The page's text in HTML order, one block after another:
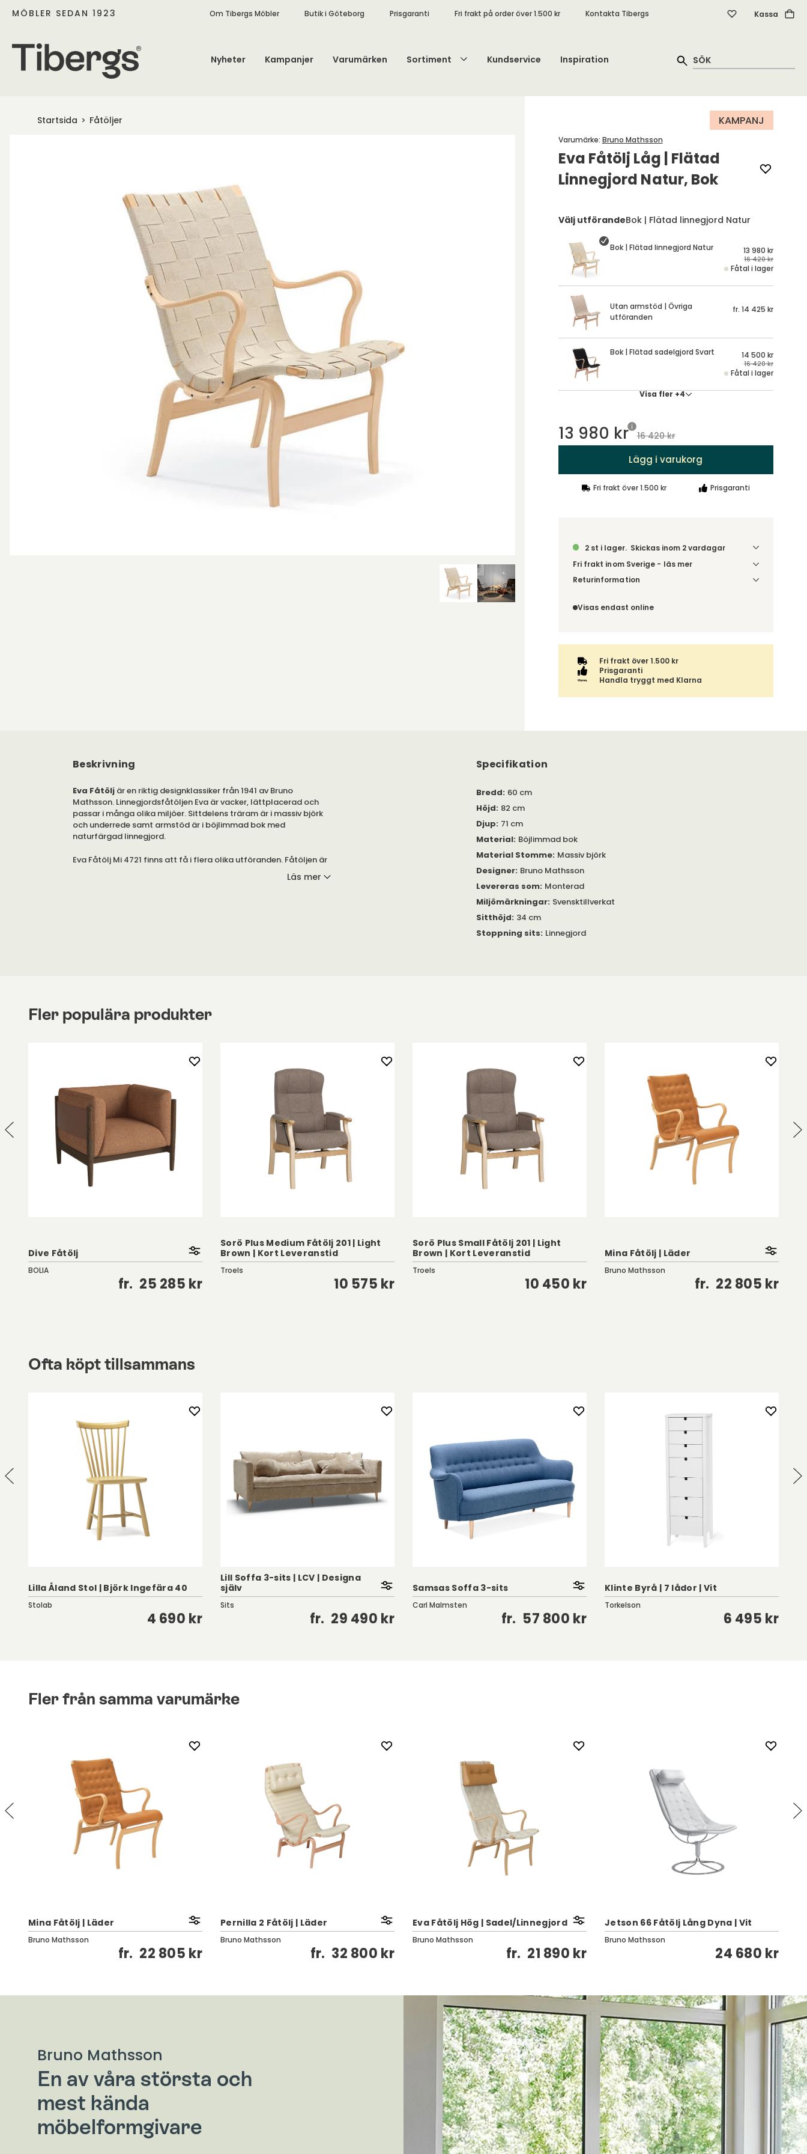
MÖBLER SEDAN 1923 Om Tibergs Möbler Butik i Göteborg Prisgaranti Fri frakt på order över 1.500 kr Kontakta Tibergs Kassa
Nyheter Kampanjer Varumärken Sortiment Kundservice Inspiration
Startsida Fåtöljer KAMPANJ
Eva Fåtölj Låg | Flätad
Linnegjord Natur, Bok
Varumärke: Bruno Mathsson
Välj utförandeBok | Flätad linnegjord Natur
Bok | Flätad linnegjord Natur 13 980 kr
16 420 kr
Fåtal i lager
Utan armstöd | Övriga
utföranden
fr. 14 425 kr
Bok | Flätad sadelgjord Svart 14 500 kr
16 420 kr
Fåtal i lager
Visa fler +4
13 980 kr 16 420 kr
Lägg i varukorg
Fri frakt över 1.500 kr Prisgaranti
2 st i lager. Skickas inom 2 vardagar
Fri frakt inom Sverige - läs mer
Denna vara skickas till din port/tomtgräns. Innan
andra produkter skickas hela ordern tillsammans.
Returinformation
emot din order, enligt
Visas endast online
Fri frakt över 1.500 kr
Prisgaranti
Handla tryggt med Klarna
Beskrivning
Eva Fåtölj är en riktig designklassiker från 1941 av Bruno
Mathsson. Linnegjordsfåtöljen Eva är vacker, lättplacerad och
passar i många olika miljöer. Sittdelens träram är i massiv björk
och underrede samt armstöd är i böjlimmad bok med
naturfärgad linnegjord.
Eva Fåtölj Mi 4721 finns att få i flera olika utföranden. Fåtöljen är
lättplacerad och smälter sömlöst in i olika inredningsstilar.
Linnegjorden är i färgen Natur. Sadelgjorden finns i färgen Svart.
Läs mer
Specifikation
Bredd: 60 cm
Höjd: 82 cm
Djup: 71 cm
Material: Böjlimmad bok
Material Stomme: Massiv björk
Designer: Bruno Mathsson
Levereras som: Monterad
Miljömärkningar: Svensktillverkat
Sitthöjd: 34 cm
Stoppning sits: Linnegjord
Fler populära produkter
Dive Fåtölj
BOLIA
fr. 25 285 kr
Sorö Plus Medium Fåtölj 201 | Light
Brown | Kort Leveranstid
Troels
10 575 kr
Sorö Plus Small Fåtölj 201 | Light
Brown | Kort Leveranstid
Troels
10 450 kr
Mina Fåtölj | Läder
Bruno Mathsson
fr. 22 805 kr
Ofta köpt tillsammans
Lilla Åland Stol | Björk Ingefära 40
Stolab
4 690 kr
Lill Soffa 3-sits | LCV | Designa
själv
Sits
fr. 29 490 kr
Samsas Soffa 3-sits
Carl Malmsten
fr. 57 800 kr
Klinte Byrå | 7 lådor | Vit
Torkelson
6 495 kr
Fler från samma varumärke
Mina Fåtölj | Läder
Bruno Mathsson
fr. 22 805 kr
Pernilla 2 Fåtölj | Läder
Bruno Mathsson
fr. 32 800 kr
Eva Fåtölj Hög | Sadel/Linnegjord
Bruno Mathsson
fr. 21 890 kr
Jetson 66 Fåtölj Lång Dyna | Vit
Bruno Mathsson
24 680 kr
Bruno Mathsson
En av våra största och
mest kända
möbelformgivare